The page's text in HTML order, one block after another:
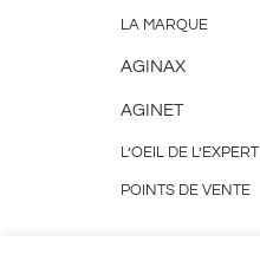
LA MARQUE
AGINAX
AGINET
L’OEIL DE L’EXPERT
POINTS DE VENTE